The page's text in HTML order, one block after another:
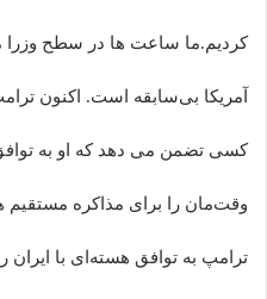
کردیم.ما ساعت ها در سطح وزرا
آمریکا بی‌سابقه است. اکنون
کسی تضمن می دهد که او به توافق
وقت‌مان را برای مذاکره
ترامپ به توافق هسته‌ای با